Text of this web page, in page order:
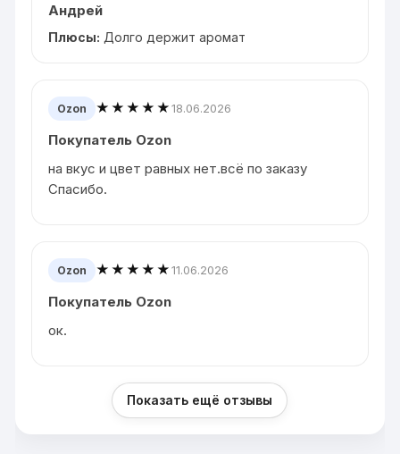
Андрей
Плюсы: Долго держит аромат
Ozon ★★★★★18.06.2026
Покупатель Ozon
на вкус и цвет равных нет.всё по заказу
Спасибо.
Ozon ★★★★★11.06.2026
Покупатель Ozon
ок.
Показать ещё отзывы